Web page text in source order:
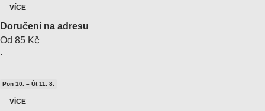
VÍCE
Doručení na adresu
Od 85 Kč
·
Pon 10. – Út 11. 8.
VÍCE